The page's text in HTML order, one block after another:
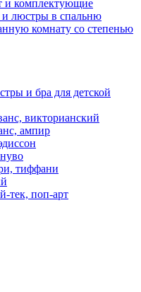
и комплектующие
и люстры в спальню
комнату со степенью
и бра для детской
викторианский
ампир
тиффани
тек, поп-арт